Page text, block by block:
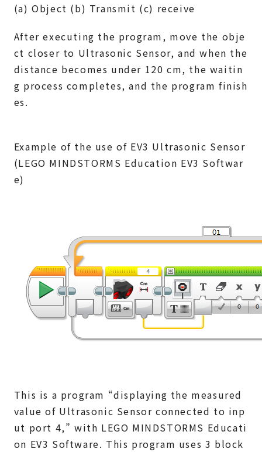
(a) Object (b) Transmit (c) receive
After executing the program, move the obje
ct closer to Ultrasonic Sensor, and when the
distance becomes under 120 cm, the waitin
g process completes, and the program finish
es.
Example of the use of EV3 Ultrasonic Sensor
(LEGO MINDSTORMS Education EV3 Softwar
e)
This is a program “displaying the measured
value of Ultrasonic Sensor connected to inp
ut port 4,” with LEGO MINDSTORMS Educati
on EV3 Software. This program uses 3 block